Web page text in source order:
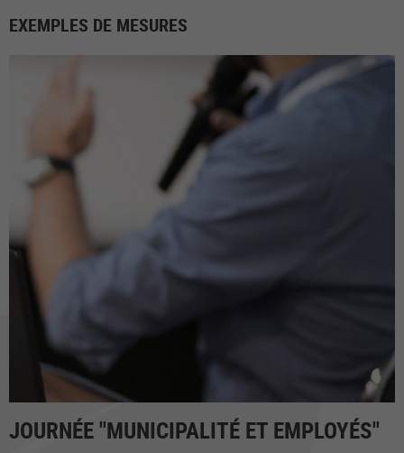
EXEMPLES DE MESURES
JOURNÉE "MUNICIPALITÉ ET EMPLOYÉS"